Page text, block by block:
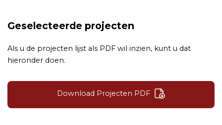
Geselecteerde projecten
Als u de projecten lijst als PDF wil inzien, kunt u dat
hieronder doen.
Download Projecten PDF